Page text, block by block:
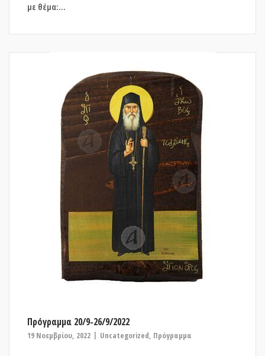
με θέμα:...
Πρόγραμμα 20/9-26/9/2022
19 Νοεμβρίου, 2022 Uncategorized, Πρόγραμμα